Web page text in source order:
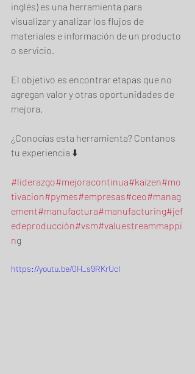
inglés) es una herramienta para
visualizar y analizar los flujos de
materiales e información de un producto
o servicio.
El objetivo es encontrar etapas que no
agregan valor y otras oportunidades de
mejora.
¿Conocías esta herramienta? Contanos
tu experiencia ⬇️
#liderazgo#mejoracontinua#kaizen#mo
tivacion#pymes#empresas#ceo#manag
ement#manufactura#manufacturing#jef
edeproducción#vsm#valuestreammappi
ng
https://youtu.be/0H_s9RKrUcI